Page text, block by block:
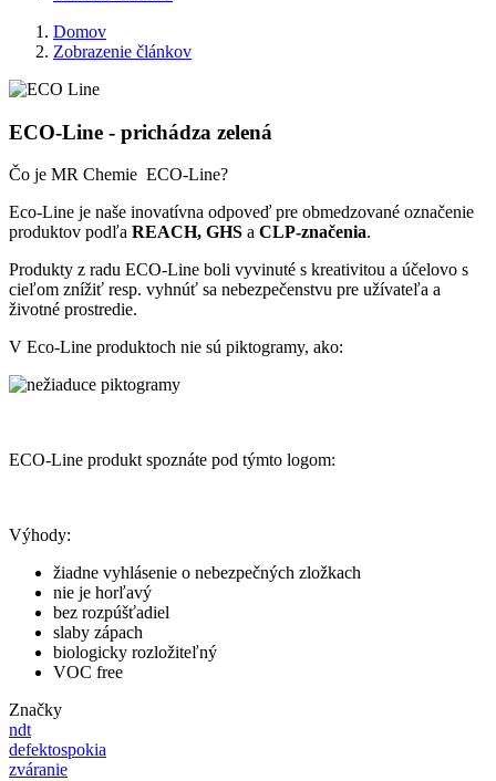
Domov
Zobrazenie článkov
ECO-Line - prichádza zelená
Čo je MR Chemie ECO-Line?
Eco-Line je naše inovatívna odpoveď pre obmedzované označenie
produktov podľa REACH, GHS a CLP-značenia.
Produkty z radu ECO-Line boli vyvinuté s kreativitou a účelovo s
cieľom znížiť resp. vyhnúť sa nebezpečenstvu pre užívateľa a
životné prostredie.
V Eco-Line produktoch nie sú piktogramy, ako:
ECO-Line produkt spoznáte pod týmto logom:
Výhody:
žiadne vyhlásenie o nebezpečných zložkach
nie je horľavý
bez rozpúšťadiel
slaby zápach
biologicky rozložiteľný
VOC free
Značky
ndt
defektospokia
zváranie